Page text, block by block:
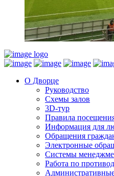
О Дворце
Руководство
Схемы залов
3D-тур
Правила
Информация для
Обращения
Электронные
Системы
Работа по